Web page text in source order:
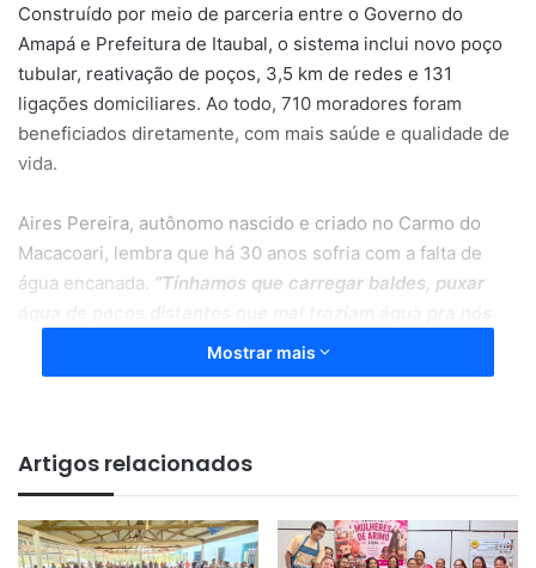
Construído por meio de parceria entre o Governo do
Amapá e Prefeitura de Itaubal, o sistema inclui novo poço
tubular, reativação de poços, 3,5 km de redes e 131
ligações domiciliares. Ao todo, 710 moradores foram
beneficiados diretamente, com mais saúde e qualidade de
vida.
Aires Pereira, autônomo nascido e criado no Carmo do
Macacoari, lembra que há 30 anos sofria com a falta de
água encanada. “Tínhamos que carregar baldes, puxar
Hoje está tudo maravilhoso, Tudo cem por cento”
morador.
parceria com as prefeituras municipais serão essenciais
para viabilizar o desenvolvimento do interior do estado.
“Agradeço ao prefeito Serafim por ser nosso parceiro na
Mostrar mais
Artigos relacionados